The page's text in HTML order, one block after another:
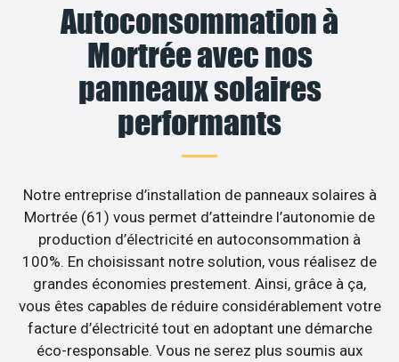
Autoconsommation à
Mortrée avec nos
panneaux solaires
performants
Notre entreprise d’installation de panneaux solaires à
Mortrée (61) vous permet d’atteindre l’autonomie de
production d’électricité en autoconsommation à
100%. En choisissant notre solution, vous réalisez de
grandes économies prestement. Ainsi, grâce à ça,
vous êtes capables de réduire considérablement votre
facture d’électricité tout en adoptant une démarche
éco-responsable. Vous ne serez plus soumis aux